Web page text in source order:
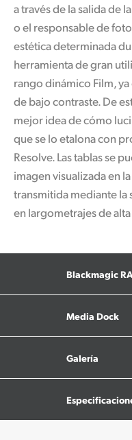
a través de la salida de
o el responsable de
estética determinada
herramienta de gran
rango dinámico Film,
de bajo contraste. De
mejor idea de cómo
que se lo etalona con
Resolve. Las tablas se
imagen visualizada en
transmitida mediante la
en largometrajes de
Blackmagic
Media Dock
Galería